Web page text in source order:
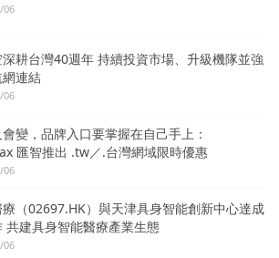
06
耕台灣40週年 持續投資市場、升級機隊並強
連結
06
變，品牌入口要掌握在自己手上：
匯智推出 .tw／.台灣網域限時優惠
06
（02697.HK）與天津具身智能創新中心達成
共建具身智能醫療產業生態
06